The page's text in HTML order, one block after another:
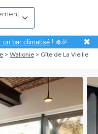
un bar climatisé! ❄️🎉 ✖
Wallonie
Gîte de La Vieille